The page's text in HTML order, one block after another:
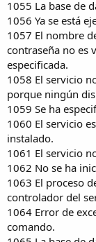
1055 La base de
1056 Ya se está
1057 El nombre
contraseña no es
especificada.
1058 El servicio
porque ningún
1059 Se ha
1060 El servicio
instalado.
1061 El servicio
1062 No se ha
1063 El proceso
controlador del
1064 Error de
comando.